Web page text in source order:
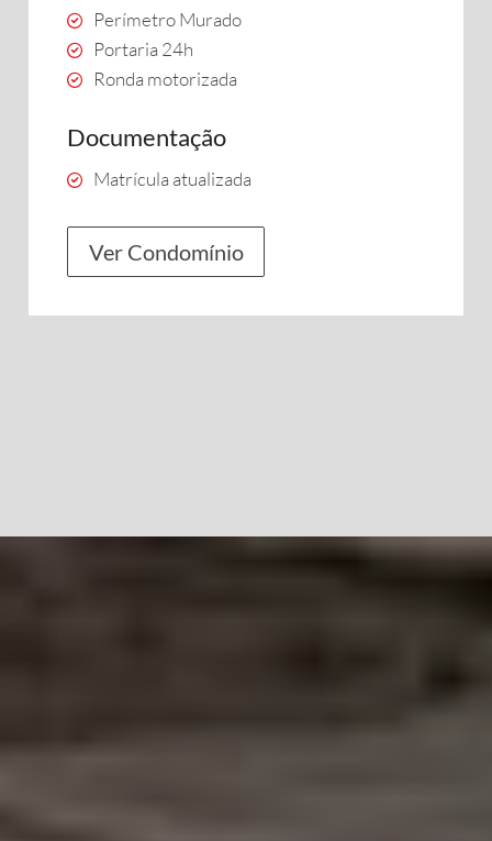
Perímetro Murado
Portaria 24h
Ronda motorizada
Documentação
Matrícula atualizada
Ver Condomínio